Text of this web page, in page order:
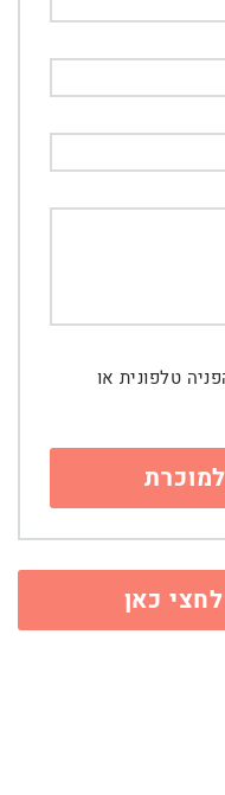
טלפונית או
כאן